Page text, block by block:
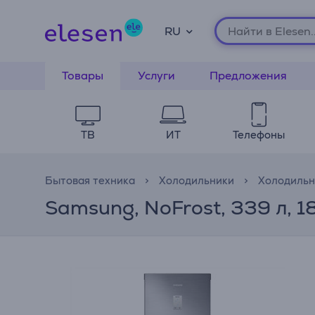
RU
Товары Услуги Предложения
ТВ ИТ Телефоны
Бытовая техника Холодильники
Samsung, NoFrost, 339 л,